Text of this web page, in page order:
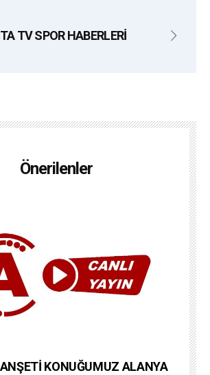
TV SPOR HABERLERİ
Önerilenler
KONUĞUMUZ ALANYA